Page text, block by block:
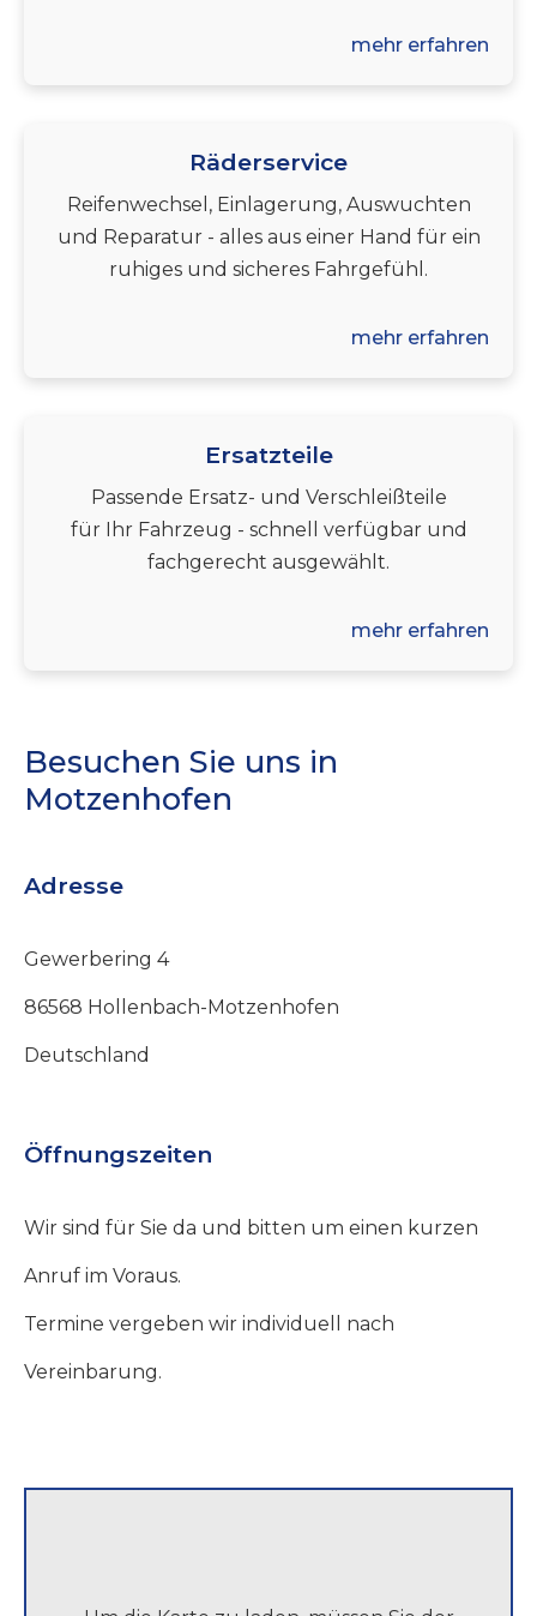
mehr erfahren
Räderservice
Reifenwechsel, Einlagerung, Auswuchten
und Reparatur - alles aus einer Hand für ein
ruhiges und sicheres Fahrgefühl.
mehr erfahren
Ersatzteile
Passende Ersatz- und Verschleißteile
für Ihr Fahrzeug - schnell verfügbar und
fachgerecht ausgewählt.
mehr erfahren
Besuchen Sie uns in
Motzenhofen
Adresse
Gewerbering 4
86568 Hollenbach-Motzenhofen
Deutschland
Öffnungszeiten
Wir sind für Sie da und bitten um einen kurzen
Anruf im Voraus.
Termine vergeben wir individuell nach
Vereinbarung.